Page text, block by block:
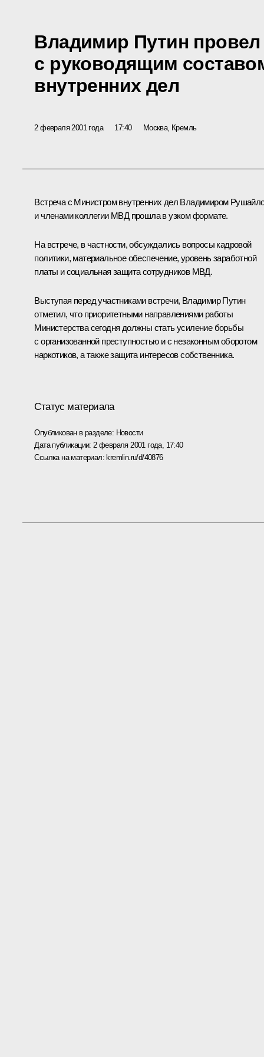
Владимир Путин провел
с руководящим
внутренних дел
2 февраля 2001 года 17:40 Москва, Кремль
Встреча с Министром внутренних дел Владимиром
и членами коллегии МВД прошла в узком формате.
На встрече, в частности, обсуждались вопросы кадровой
политики, материальное обеспечение, уровень заработной
платы и социальная защита сотрудников МВД.
Выступая перед участниками встречи, Владимир Путин
отметил, что приоритетными направлениями работы
Министерства сегодня должны стать усиление борьбы
с организованной преступностью и с незаконным оборотом
наркотиков, а также защита интересов собственника.
Статус материала
Опубликован в разделе: Новости
Дата публикации: 2 февраля 2001 года, 17:40
Ссылка на материал:kremlin.ru/d/40876